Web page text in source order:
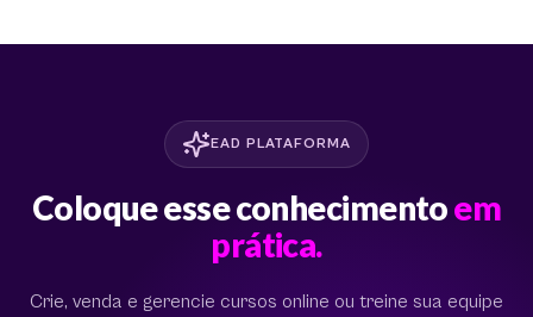
EAD PLATAFORMA
Coloque esse conhecimentoem
prática.
Crie, venda e gerencie cursos online ou treine sua equipe